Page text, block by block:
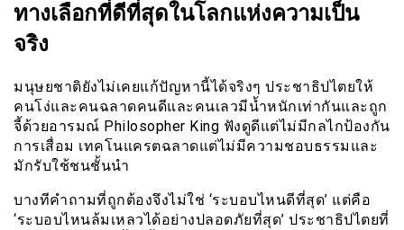
ทางเลือกที่ดีที่สุดในโลกแห่งความเป็น
จริง
มนุษยชาติยังไม่เคยแก้ปัญหานี้ได้จริงๆ ประชาธิปไตยให้
คนโง่และคนฉลาดคนดีและคนเลวมีน้ำหนักเท่ากันและถูก
จี้ด้วยอารมณ์ Philosopher King ฟังดูดีแต่ไม่มีกลไกป้องกัน
การเสื่อม เทคโนแครตฉลาดแต่ไม่มีความชอบธรรมและ
มักรับใช้ชนชั้นนำ
บางทีคำถามที่ถูกต้องจึงไม่ใช่ ‘ระบอบไหนดีที่สุด’ แต่คือ
‘ระบอบไหนล้มเหลวได้อย่างปลอดภัยที่สุด’ ประชาธิปไตยที่